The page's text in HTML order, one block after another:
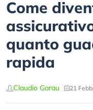
Come
quanto
rapida
Claudio Garau 21